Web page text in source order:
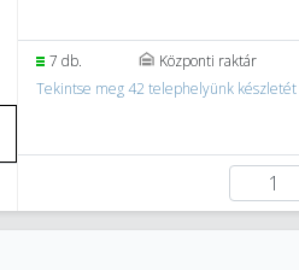
7 db. Központi raktár
Tekintse meg 42 telephelyünk készletét